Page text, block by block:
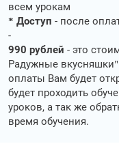
всем урокам
* Доступ - после
-
990 рублей - это
Радужные
оплаты Вам будет
будет проходить
уроков, а так же
время обучения.